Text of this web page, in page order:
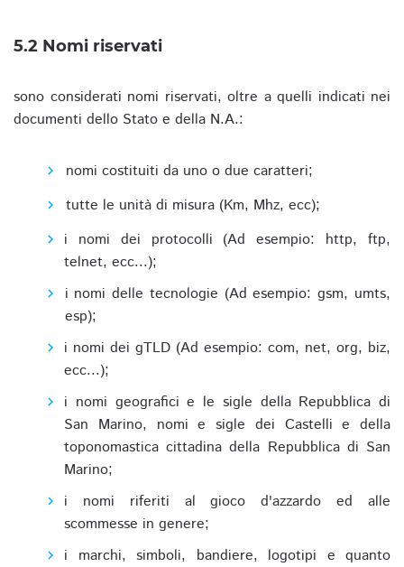
5.2 Nomi riservati
sono considerati nomi riservati, oltre a quelli indicati nei
documenti dello Stato e della N.A.:
nomi costituiti da uno o due caratteri;
tutte le unità di misura (Km, Mhz, ecc);
i nomi dei protocolli (Ad esempio: http, ftp,
telnet, ecc...);
i nomi delle tecnologie (Ad esempio: gsm, umts,
esp);
i nomi dei gTLD (Ad esempio: com, net, org, biz,
ecc...);
i nomi geografici e le sigle della Repubblica di
San Marino, nomi e sigle dei Castelli e della
toponomastica cittadina della Repubblica di San
Marino;
i nomi riferiti al gioco d'azzardo ed alle
scommesse in genere;
i marchi, simboli, bandiere, logotipi e quanto